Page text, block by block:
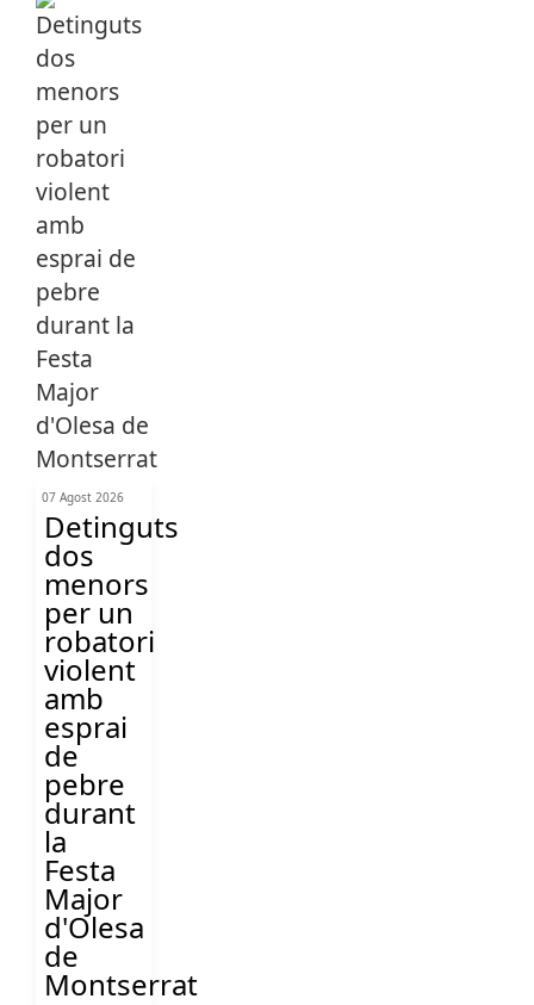
07 Agost 2026
Detinguts
dos
menors
per un
robatori
violent
amb
esprai
de
pebre
durant
la
Festa
Major
d'Olesa
de
Montserrat